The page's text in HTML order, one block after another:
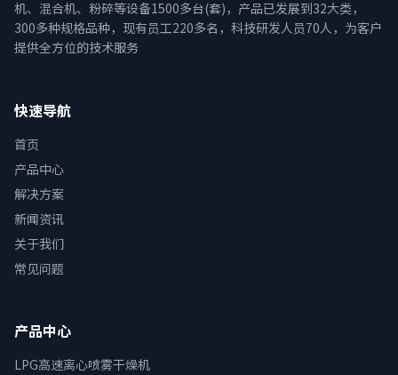
机、混合机、粉碎等设备1500多台(套)，产品已发展到32大类，
300多种规格品种，现有员工220多名，科技研发人员70人，为客户
提供全方位的技术服务
快速导航
首页
产品中心
解决方案
新闻资讯
关于我们
常见问题
产品中心
LPG高速离心喷雾干燥机